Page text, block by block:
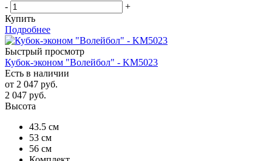
-
+
Купить
Подробнее
Быстрый просмотр
Кубок-эконом "Волейбол" - KM5023
Есть в наличии
от 2 047 руб.
2 047 руб.
Высота
43.5 см
53 см
56 см